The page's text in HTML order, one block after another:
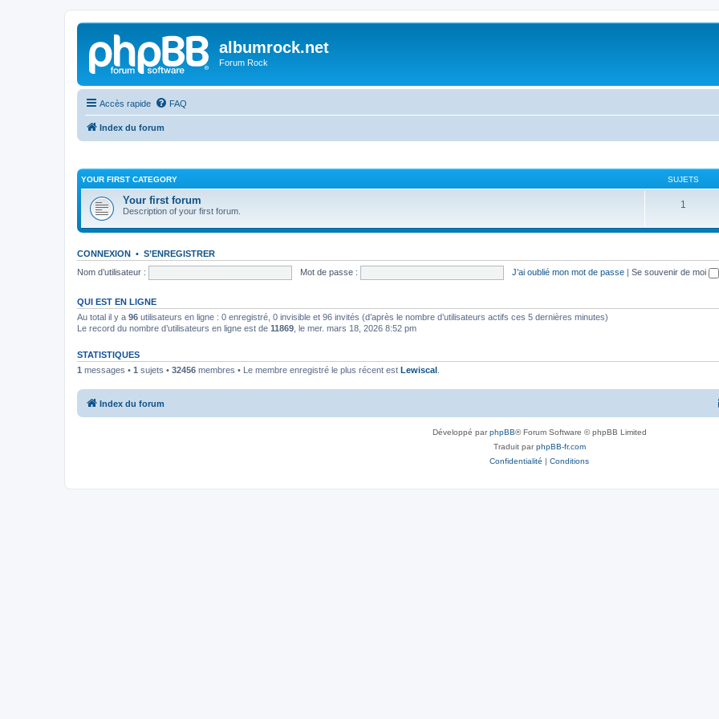
albumrock.net
Forum Rock
Accès rapide FAQ
Index du forum
YOUR FIRST CATEGORY SUJETS
Your first forum
Description of your first forum.
1
CONNEXION • S’ENREGISTRER
Nom d’utilisateur :
Mot de passe : J’ai oublié mon mot de passe | Se souvenir de moi
QUI EST EN LIGNE
Au total il y a 96 utilisateurs en ligne : 0 enregistré, 0 invisible et 96 invités (d’après le nombre d’utilisateurs actifs ces 5 dernières minutes)
Le record du nombre d’utilisateurs en ligne est de 11869 , le mer. mars 18, 2026 8:52 pm
STATISTIQUES
1 messages • 1 sujets • 32456 membres • Le membre enregistré le plus récent est Lewiscal
Index du forum
Développé parphpBB® Forum Software © phpBB Limited
Traduit parphpBB-fr.com
Confidentialité | Conditions